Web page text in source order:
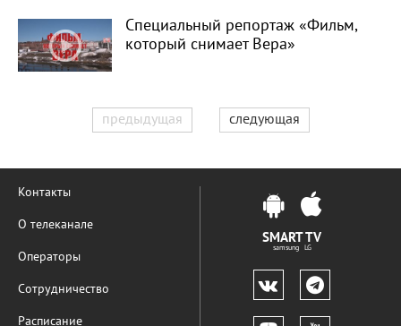
Специальный репортаж «Фильм,
который снимает Вера»
предыдущая следующая
Контакты
О телеканале
Операторы
Сотрудничество
Расписание
SMART TV
samsung LG